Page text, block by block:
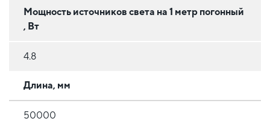
Мощность источников света на 1 метр погонный
, Вт
4.8
Длина, мм
50000